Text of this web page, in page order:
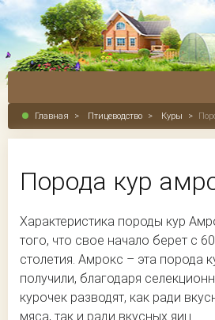
Главная > Птицеводство > Куры >
Порода кур
Характеристика породы кур
того, что свое начало берет с
столетия. Амрокс – эта порода
получили, благодаря
курочек разводят, как ради
мяса, так и ради вкусных яиц.